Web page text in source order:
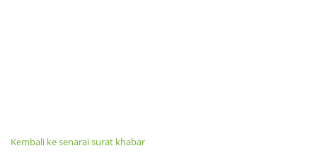
Kembali ke senarai surat khabar